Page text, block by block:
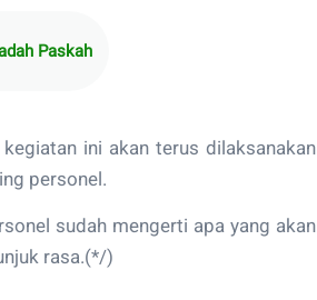
Paskah
ini akan terus dilaksanakan
personel.
sudah mengerti apa yang akan
rasa.(*/)